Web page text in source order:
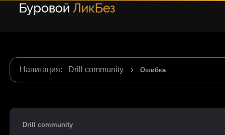
Навигация: Drill community › Ошибка
Drill community